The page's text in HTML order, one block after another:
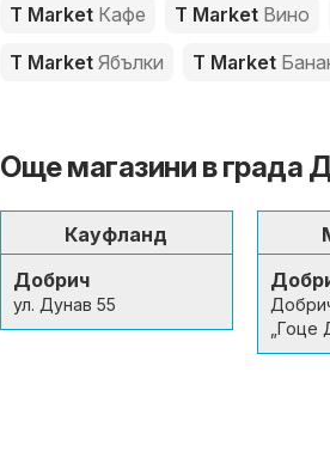
T Market Кафе T Market Вино
T Market Ябълки T Market
Още магазини в града
Кауфланд
Добрич
ул. Дунав 55
„Гоце